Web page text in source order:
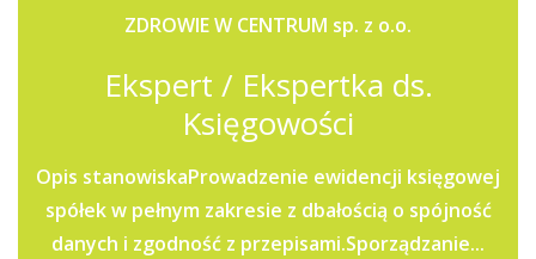
ZDROWIE W CENTRUM sp. z o.o.
Ekspert / Ekspertka ds.
Księgowości
Opis stanowiskaProwadzenie ewidencji księgowej
spółek w pełnym zakresie z dbałością o spójność
danych i zgodność z przepisami.Sporządzanie...